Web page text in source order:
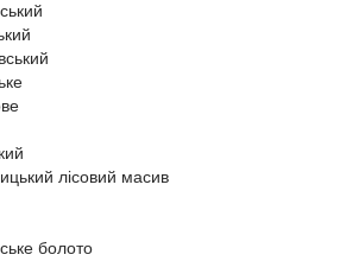
лісовий масив
болото